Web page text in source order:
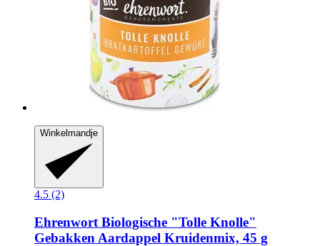
Winkelmandje
4.5 (2)
Ehrenwort Biologische "Tolle Knolle"
Gebakken Aardappel Kruidenmix, 45 g